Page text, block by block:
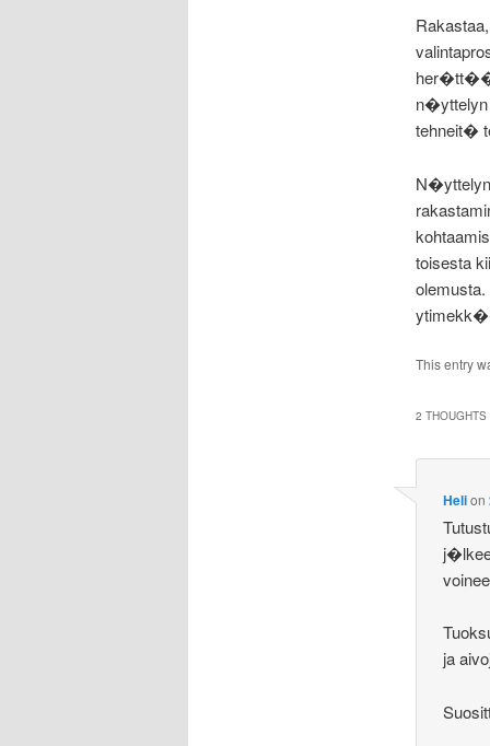
her�tt��
n�yttelyn
tehneit�
toisesta
This entry
2 THOUGHTS
Helion
ja